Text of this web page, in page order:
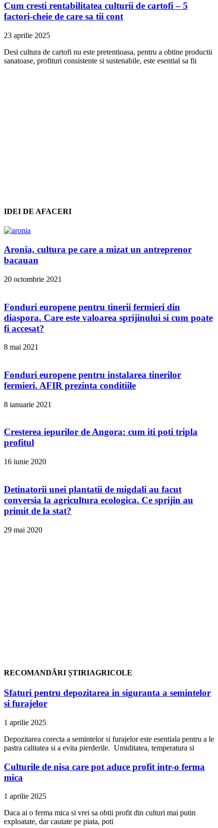
Cum cresti rentabilitatea culturii de cartofi – 5
factori-cheie de care sa tii cont
23 aprilie 2025
Desi cultura de cartofi nu este pretentioasa, pentru a obtine productii
sanatoase, profituri consistente si sustenabile, este esential sa fii
IDEI DE AFACERI
Aronia, cultura pe care a mizat un antreprenor
bacauan
20 octombrie 2021
Fonduri europene pentru tinerii fermieri din
diaspora. Care este valoarea sprijinului si cum poate
fi accesat?
8 mai 2021
Fonduri europene pentru instalarea tinerilor
fermieri. AFIR prezinta conditiile
8 ianuarie 2021
Cresterea iepurilor de Angora: cum iti poti tripla
profitul
16 iunie 2020
Detinatorii unei plantatii de migdali au facut
conversia la agricultura ecologica. Ce sprijin au
primit de la stat?
29 mai 2020
RECOMANDĂRI ȘTIRIAGRICOLE
Sfaturi pentru depozitarea in siguranta a semintelor
si furajelor
1 aprilie 2025
Depozitarea corecta a semintelor si furajelor este esentiala pentru a le
pastra calitatea si a evita pierderile. Umiditatea, temperatura si
Culturile de nisa care pot aduce profit intr-o ferma
mica
1 aprilie 2025
Daca ai o ferma mica si vrei sa obtii profit din culturi mai putin
exploatate, dar cautate pe piata, poti